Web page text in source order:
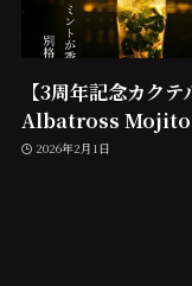
【3周年記念カクテ
Albatross Mojito
2026年2月1日